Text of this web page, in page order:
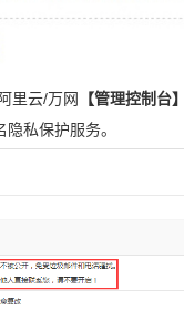
里云/万网
【管理控制台
隐私保护服务。